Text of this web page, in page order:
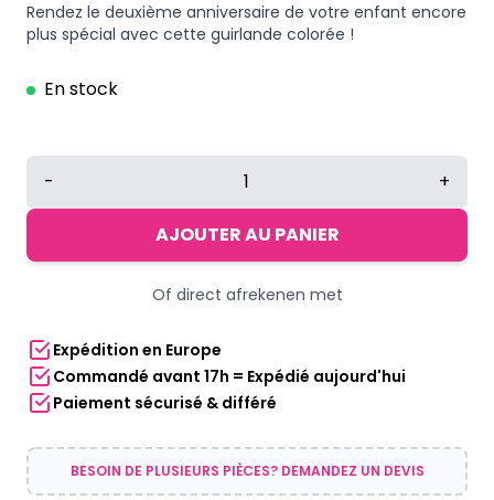
Rendez le deuxième anniversaire de votre enfant encore
plus spécial avec cette guirlande colorée !
En stock
quantité
Guirlande
- +
AJOUTER AU PANIER
Of direct afrekenen met
Expédition en Europe
Commandé avant 17h = Expédié aujourd'hui
Paiement sécurisé & différé
BESOIN DE PLUSIEURS PIÈCES? DEMANDEZ UN DEVIS